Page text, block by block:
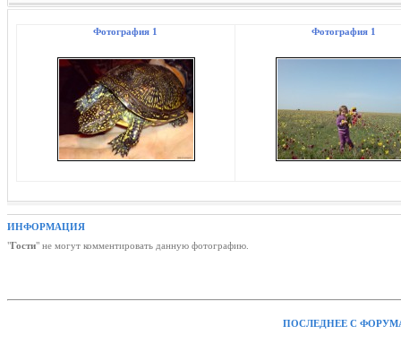
Фотография 1 Фотография 1
ИНФОРМАЦИЯ
"Гости" не могут комментировать данную фотографию.
ПОСЛЕДНЕЕ С